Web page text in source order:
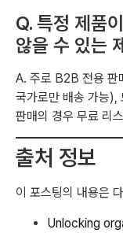
Q. 특정 제품
않을 수 있는
A. 주로 B2B 전용 판
국가로만 배송 가능),
판매의 경우 무료 리
출처 정보
이 포스팅의 내용은
Unlocking